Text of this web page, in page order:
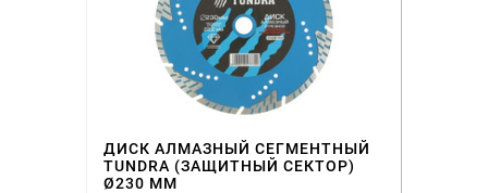
ДИСК АЛМАЗНЫЙ СЕГМЕНТНЫЙ
TUNDRA (ЗАЩИТНЫЙ СЕКТОР)
Ø230 ММ